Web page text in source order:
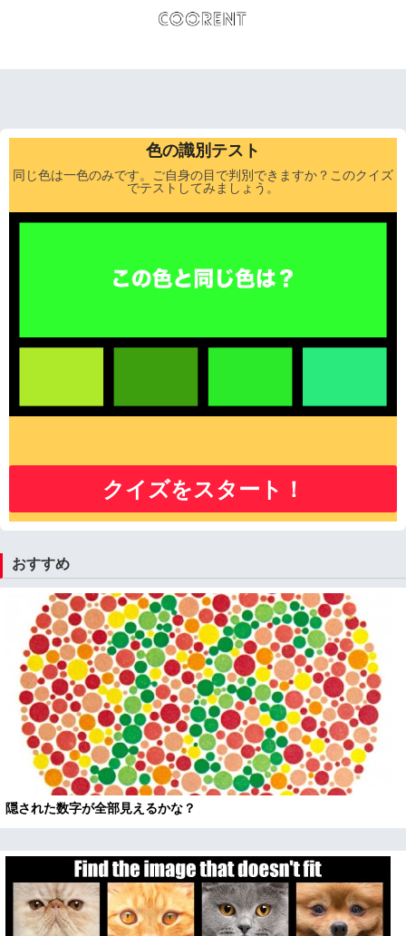
色の識別テスト
同じ色は一色のみです。ご自身の目で判別できますか？このクイズ
でテストしてみましょう。
クイズをスタート！
おすすめ
隠された数字が全部見えるかな？